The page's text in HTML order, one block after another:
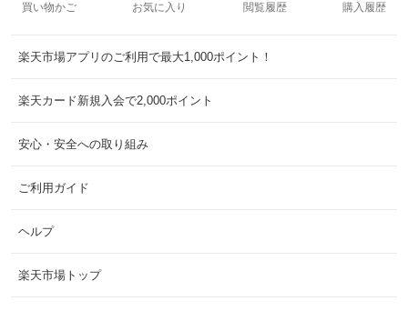
買い物かご お気に入り 閲覧履歴 購入履歴
楽天市場アプリのご利用で最大1,000ポイント！
楽天カード新規入会で2,000ポイント
安心・安全への取り組み
ご利用ガイド
ヘルプ
楽天市場トップ